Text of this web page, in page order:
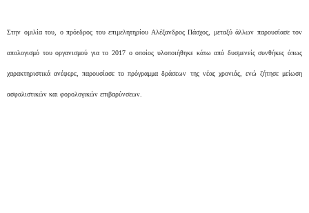
Στην ομιλία του, ο πρόεδρος του επιμελητηρίου Αλέξανδρος Πάσχος, μεταξύ άλλων παρουσίασε τον
απολογισμό του οργανισμού για το 2017 ο οποίος υλοποιήθηκε κάτω από δυσμενείς συνθήκες όπως
χαρακτηριστικά ανέφερε, παρουσίασε το πρόγραμμα δράσεων της νέας χρονιάς, ενώ ζήτησε μείωση
ασφαλιστικών και φορολογικών επιβαρύνσεων.